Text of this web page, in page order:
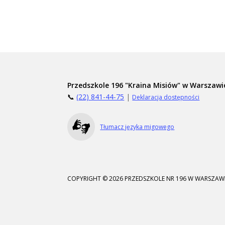
Przedszkole 196 "Kraina Misiów" w
📞(22) 841-44-75 | Deklaracja dostępności
Tłumacz języka migowego
COPYRIGHT © 2026 PRZEDSZKOLE NR 196 W